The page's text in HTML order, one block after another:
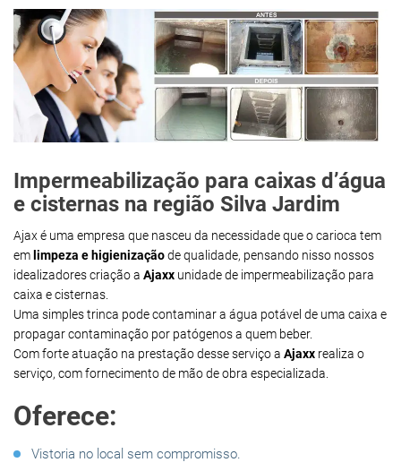
Impermeabilização para caixas d’água
e cisternas na região Silva Jardim
Ajax é uma empresa que nasceu da necessidade que o carioca tem
em limpeza e higienizaçãode qualidade, pensando nisso nossos
idealizadores criação a Ajaxx unidade de impermeabilização para
caixa e cisternas.
Uma simples trinca pode contaminar a água potável de uma caixa e
propagar contaminação por patógenos a quem beber.
Com forte atuação na prestação desse serviço a Ajaxx realiza o
serviço, com fornecimento de mão de obra especializada.
Oferece:
Vistoria no local sem compromisso.